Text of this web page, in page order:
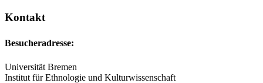
Kontakt
Besucheradresse:
Universität Bremen
Institut für Ethnologie und Kulturwissenschaft